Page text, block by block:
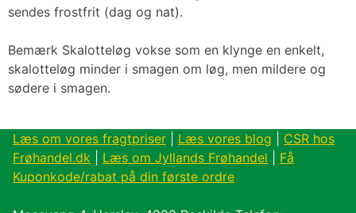
sendes frostfrit (dag og nat).
Bemærk Skalotteløg vokse som en klynge en enkelt,
skalotteløg minder i smagen om løg, men mildere og
sødere i smagen.
Læs om vores fragtpriser Læs vores blog
CSR hos
Frøhandel.dk
Læs om Jyllands Frøhandel
Få
Kuponkode/rabat på din første ordre